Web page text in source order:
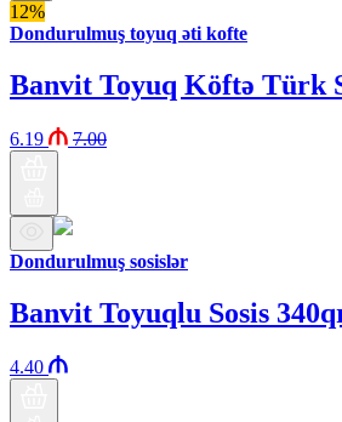
12%
Dondurulmuş toyuq əti kofte
Banvit Toyuq Köftə Türk
6.19 7.00
Dondurulmuş sosislər
Banvit Toyuqlu Sosis
4.40